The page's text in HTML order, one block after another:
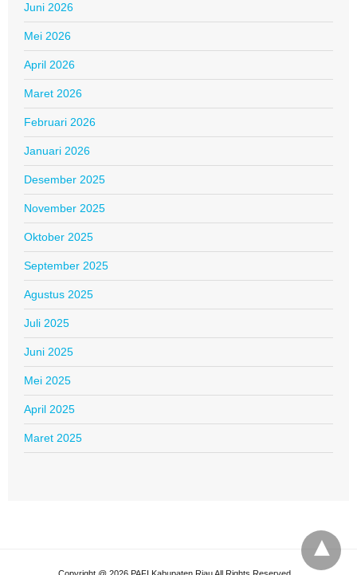
Juni 2026
Mei 2026
April 2026
Maret 2026
Februari 2026
Januari 2026
Desember 2025
November 2025
Oktober 2025
September 2025
Agustus 2025
Juli 2025
Juni 2025
Mei 2025
April 2025
Maret 2025